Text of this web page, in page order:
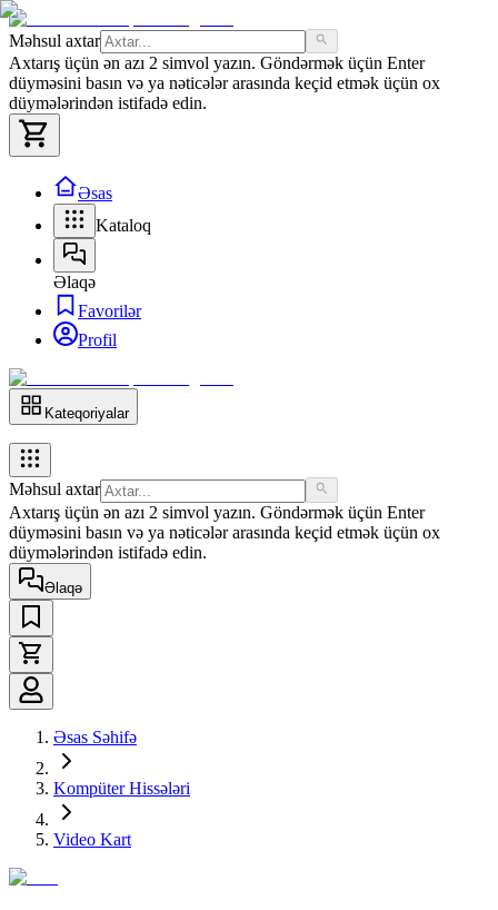
Məhsul axtar
Axtarış üçün ən azı 2 simvol yazın. Göndərmək üçün Enter
düyməsini basın və ya nəticələr arasında keçid etmək üçün ox
düymələrindən istifadə edin.
Əsas
Kataloq
Əlaqə
Favorilər
Profil
Kateqoriyalar
Məhsul axtar
Axtarış üçün ən azı 2 simvol yazın. Göndərmək üçün Enter
düyməsini basın və ya nəticələr arasında keçid etmək üçün ox
düymələrindən istifadə edin.
Əlaqə
Əsas Səhifə
Kompüter Hissələri
Video Kart